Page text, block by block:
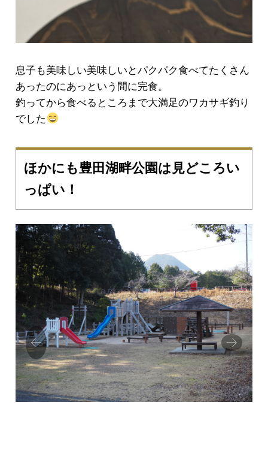
息子も美味しい美味しいとパクパク食べてたくさん
あったのにあっという間に完食。
釣ってから食べるところまで大満足のワカサギ釣り
でした
ほかにも豊田湖畔公園は見どころい
っぱい！
Prev
ious
Next